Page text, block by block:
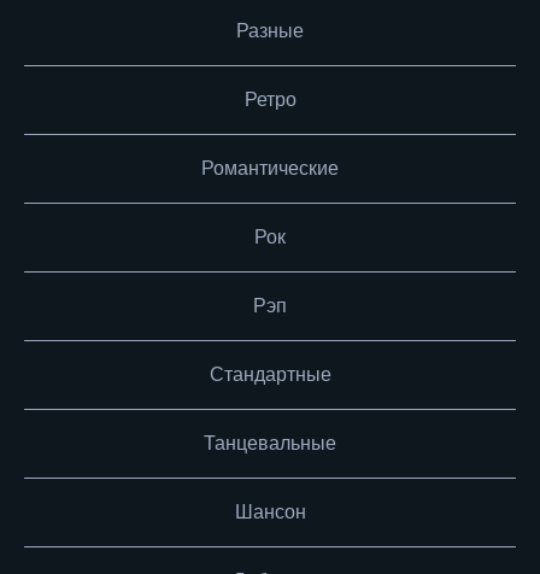
Разные
Ретро
Романтические
Рок
Рэп
Стандартные
Танцевальные
Шансон